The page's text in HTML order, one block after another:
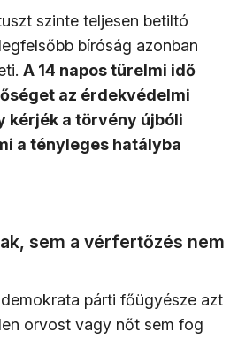
szinte teljesen betiltó
bíróság azonban
A 14 napos türelmi idő
az érdekvédelmi
kérjék a törvény újbóli
a tényleges hatályba
sem a vérfertőzés nem
párti főügyésze azt
orvost vagy nőt sem fog